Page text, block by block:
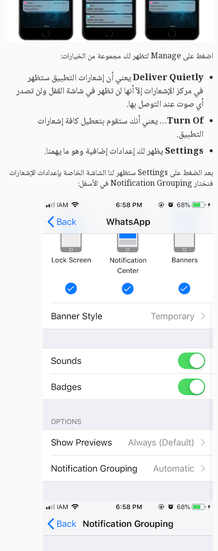
اضغط على Manage لتظهر لك مجموعة من الخيارات:
Deliver Quietlyيعني أن إشعارات التطبيق ستظهر
في مركز الإشعارات إلاّ أنها لن تظهر في شاشة القفل ولن تصدر
أي صوت عند التوصل بها.
Turn Of… يعني أنك ستقوم بتعطيل كافة إشعارات
التطبيق.
Settingsيظهر لك إعدادات إضافية وهو ما يهمنا.
بعد الضغط على Settings ستظهر لنا الشاشة الخاصة بإعدادات الإشعارات
فنختار Notification Grouping في الأسفل: